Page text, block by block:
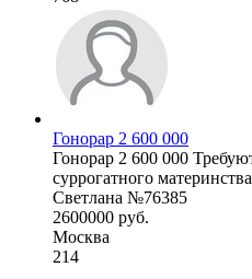
Гонорар 2 600 000
Гонорар 2 600 000
суррогатного
Светлана №76385
2600000 руб.
Москва
214